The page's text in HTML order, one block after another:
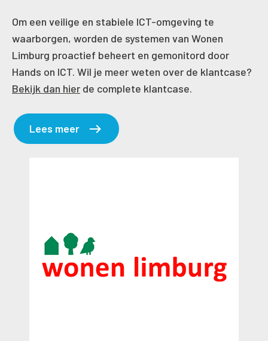
Om een veilige en stabiele ICT-omgeving te
waarborgen, worden de systemen van Wonen
Limburg proactief beheert en gemonitord door
Hands on ICT. Wil je meer weten over de klantcase?
Bekijk dan hier de complete klantcase.
Lees meer